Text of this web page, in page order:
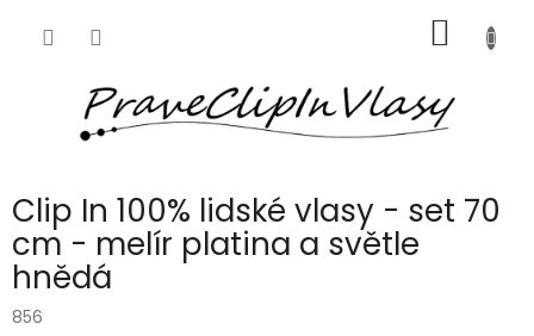
KOŠÍK
Clip In 100% lidské vlasy - set 70
cm - melír platina a světle
hnědá
856